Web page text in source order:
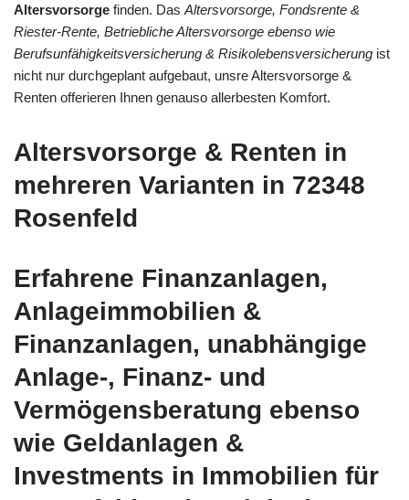
Altersvorsorge finden. Das Altersvorsorge, Fondsrente &
Riester-Rente, Betriebliche Altersvorsorge ebenso wie
Berufsunfähigkeitsversicherung & Risikolebensversicherung ist
nicht nur durchgeplant aufgebaut, unsre Altersvorsorge &
Renten offerieren Ihnen genauso allerbesten Komfort.
Altersvorsorge & Renten in
mehreren Varianten in 72348
Rosenfeld
Erfahrene Finanzanlagen,
Anlageimmobilien &
Finanzanlagen, unabhängige
Anlage-, Finanz- und
Vermögensberatung ebenso
wie Geldanlagen &
Investments in Immobilien für